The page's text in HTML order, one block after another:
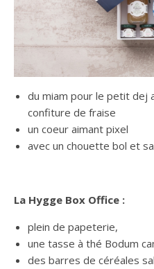
du miam pour le petit dej
confiture de fraise
un coeur aimant pixel
avec un chouette bol et
La Hygge Box Office :
plein de papeterie,
une tasse à thé Bodum
des barres de céréales